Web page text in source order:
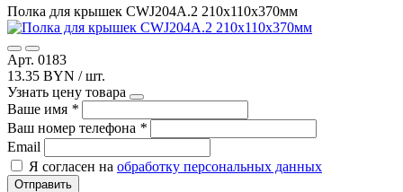
Полка для крышек CWJ204A.2 210х110х370мм
Арт. 0183
13.35 BYN / шт.
Узнать цену товара
Ваше имя *
Ваш номер телефона *
Email
Я согласен на обработку персональных данных
Отправить